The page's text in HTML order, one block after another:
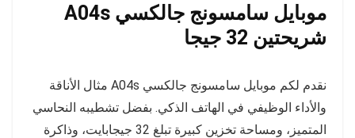
موبايل سامسونج جالكسي A04s
شريحتين 32 جيجا
نقدم لكم موبايل سامسونج جالكسي A04s مثال الأناقة
والأداء الوظيفي في الهاتف الذكي. بفضل تشطيبه النحاسي
المتميز، ومساحة تخزين كبيرة تبلغ 32 جيجابايت، وذاكرة